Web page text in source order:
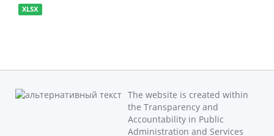
XLSX
The website is created within
the Transparency and
Accountability in Public
Administration and Services